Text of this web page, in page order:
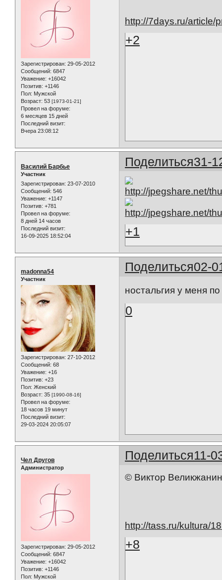
Зарегистрирован: 29-05-2012
Сообщений: 6847
Уважение: +16042
Позитив: +1146
Пол: Мужской
Возраст: 53 [1973-01-21]
Провел на форуме:
6 месяцев 15 дней
Последний визит:
Вчера 23:08:12
http://7days.ru/
+2
Поделиться31-
Василий Барбье
Участник
Зарегистрирован: 23-07-2010
Сообщений: 546
Уважение: +1147
Позитив: +781
Провел на форуме:
8 дней 14 часов
Последний визит:
16-09-2025 18:52:04
+1
Поделиться02-
madonna54
Участник
Зарегистрирован: 27-10-2012
Сообщений: 68
Уважение: +16
Позитив: +23
Пол: Женский
Возраст: 35 [1990-08-16]
Провел на форуме:
18 часов 19 минут
Последний визит:
29-03-2024 20:05:07
ностальгия у меня
0
Поделиться11-
Чел Другов
Администратор
Зарегистрирован: 29-05-2012
Сообщений: 6847
Уважение: +16042
Позитив: +1146
Пол: Мужской
© Виктор
http://tass.ru/kultura/
+8